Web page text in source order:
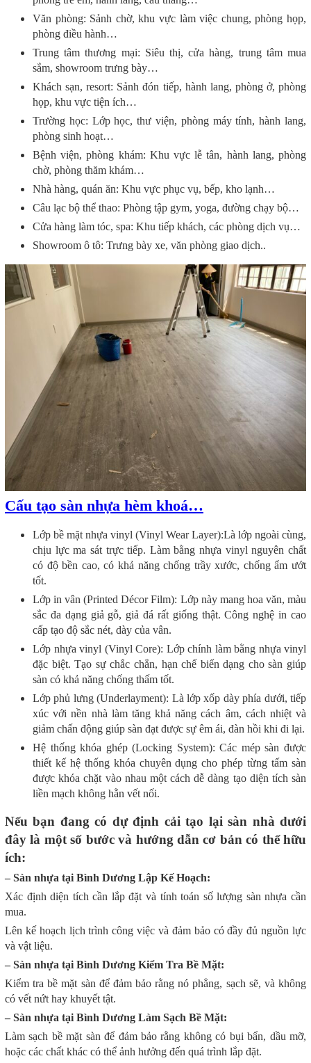
Văn phòng: Sảnh chờ, khu vực làm việc chung, phòng họp,
phòng điều hành…
Trung tâm thương mại: Siêu thị, cửa hàng, trung tâm mua
sắm, showroom trưng bày…
Khách sạn, resort: Sảnh đón tiếp, hành lang, phòng ở, phòng
họp, khu vực tiện ích…
Trường học: Lớp học, thư viện, phòng máy tính, hành lang,
phòng sinh hoạt…
Bệnh viện, phòng khám: Khu vực lễ tân, hành lang, phòng
chờ, phòng thăm khám…
Nhà hàng, quán ăn: Khu vực phục vụ, bếp, kho lạnh…
Câu lạc bộ thể thao: Phòng tập gym, yoga, đường chạy bộ…
Cửa hàng làm tóc, spa: Khu tiếp khách, các phòng dịch vụ…
Showroom ô tô: Trưng bày xe, văn phòng giao dịch..
Cấu tạo sàn nhựa hèm khoá…
Lớp bề mặt nhựa vinyl (Vinyl Wear Layer):Là lớp ngoài cùng,
chịu lực ma sát trực tiếp. Làm bằng nhựa vinyl nguyên chất
có độ bền cao, có khả năng chống trầy xước, chống ẩm ướt
tốt.
Lớp in vân (Printed Décor Film): Lớp này mang hoa văn, màu
sắc đa dạng giả gỗ, giả đá rất giống thật. Công nghệ in cao
cấp tạo độ sắc nét, dày của vân.
Lớp nhựa vinyl (Vinyl Core): Lớp chính làm bằng nhựa vinyl
đặc biệt. Tạo sự chắc chắn, hạn chế biến dạng cho sàn giúp
sàn có khả năng chống thấm tốt.
Lớp phủ lưng (Underlayment): Là lớp xốp dày phía dưới, tiếp
xúc với nền nhà làm tăng khả năng cách âm, cách nhiệt và
giảm chấn động giúp sàn đạt được sự êm ái, đàn hồi khi đi lại.
Hệ thống khóa ghép (Locking System): Các mép sàn được
thiết kế hệ thống khóa chuyên dụng cho phép từng tấm sàn
được khóa chặt vào nhau một cách dễ dàng tạo diện tích sàn
liền mạch không hằn vết nối.
Nếu bạn đang có dựđịnh cải tạo lại sàn nhà dưới
đây là một số bước và hướng dẫn cơ bản có thể hữu
ích:
– Sàn nhựa tại Bình Dương Lập Kế Hoạch:
Xác định diện tích cần lắp đặt và tính toán số lượng sàn nhựa cần
mua.
Lên kế hoạch lịch trình công việc và đảm bảo có đầy đủ nguồn lực
và vật liệu.
– Sàn nhựa tại Bình Dương Kiểm Tra Bề Mặt:
Kiểm tra bề mặt sàn để đảm bảo rằng nó phẳng, sạch sẽ, và không
có vết nứt hay khuyết tật.
– Sàn nhựa tại Bình Dương Làm Sạch Bề Mặt:
Làm sạch bề mặt sàn để đảm bảo rằng không có bụi bẩn, dầu mỡ,
hoặc các chất khác có thể ảnh hưởng đến quá trình lắp đặt.